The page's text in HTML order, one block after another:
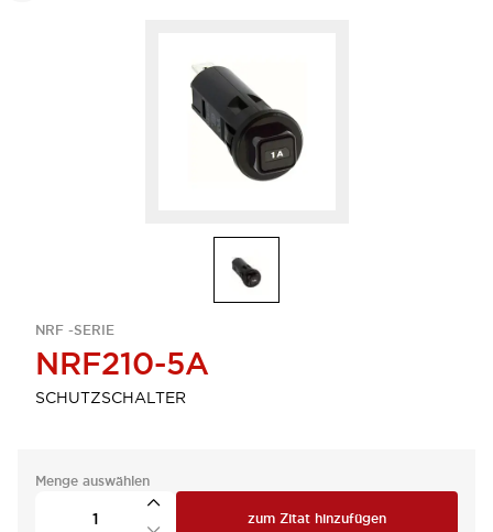
NRF -SERIE
NRF210-5A
SCHUTZSCHALTER
Menge auswählen
zum Zitat hinzufügen